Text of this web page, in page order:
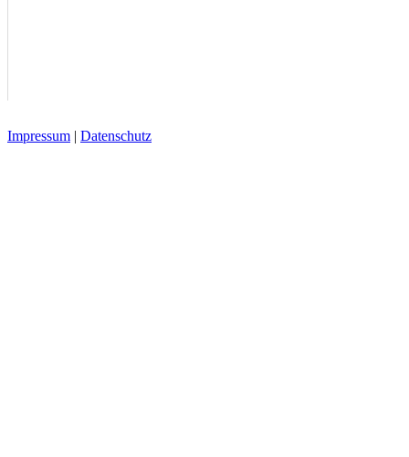
Impressum | Datenschutz